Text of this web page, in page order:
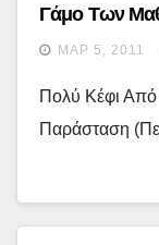
Γάμο Των
ΜΑΡ 5, 2011
Πολύ Κέφι
Παράσταση